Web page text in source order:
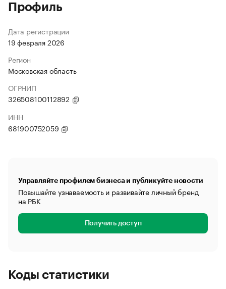
Профиль
Дата регистрации
19 февраля 2026
Регион
Московская область
ОГРНИП
326508100112892
ИНН
681900752059
Управляйте профилем бизнеса и публикуйте новости
Повышайте узнаваемость и развивайте личный бренд
на РБК
Получить доступ
Коды статистики